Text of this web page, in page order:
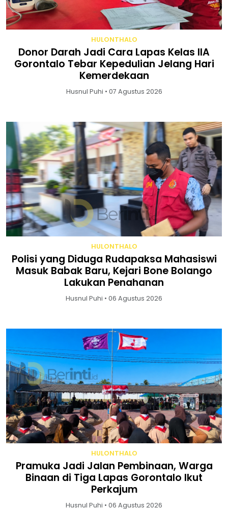
HULONTHALO
Donor Darah Jadi Cara Lapas Kelas IIA
Gorontalo Tebar Kepedulian Jelang Hari
Kemerdekaan
Husnul Puhi • 07 Agustus 2026
HULONTHALO
Polisi yang Diduga Rudapaksa Mahasiswi
Masuk Babak Baru, Kejari Bone Bolango
Lakukan Penahanan
Husnul Puhi • 06 Agustus 2026
HULONTHALO
Pramuka Jadi Jalan Pembinaan, Warga
Binaan di Tiga Lapas Gorontalo Ikut
Perkajum
Husnul Puhi • 06 Agustus 2026